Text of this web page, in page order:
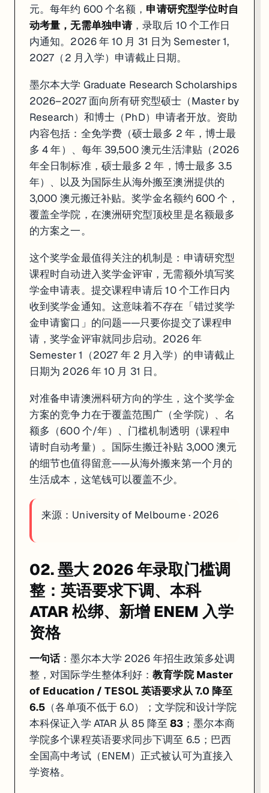
元。每年约 600 个名额， 申请研究型学位时自
动考量，无需单独申请，录取后 10 个工作日
内通知。2026 年 10 月 31 日为 Semester 1,
2027（2 月入学）申请截止日期。
墨尔本大学 Graduate Research Scholarships
2026–2027 面向所有研究型硕士（Master by
Research）和博士（PhD）申请者开放。资助
内容包括：全免学费（硕士最多 2 年，博士最
多 4 年）、每年 39,500 澳元生活津贴（2026
年全日制标准，硕士最多 2 年，博士最多 3.5
年）、以及为国际生从海外搬至澳洲提供的
3,000 澳元搬迁补贴。奖学金名额约 600 个，
覆盖全学院，在澳洲研究型顶校里是名额最多
的方案之一。
这个奖学金最值得关注的机制是：申请研究型
课程时自动进入奖学金评审，无需额外填写奖
学金申请表。提交课程申请后 10 个工作日内
收到奖学金通知。这意味着不存在「错过奖学
金申请窗口」的问题——只要你提交了课程申
请，奖学金评审就同步启动。2026 年
Semester 1（2027 年 2 月入学）的申请截止
日期为 2026 年 10 月 31 日。
对准备申请澳洲科研方向的学生，这个奖学金
方案的竞争力在于覆盖范围广（全学院）、名
额多（600 个/年）、门槛机制透明（课程申
请时自动考量）。国际生搬迁补贴 3,000 澳元
的细节也值得留意——从海外搬来第一个月的
生活成本，这笔钱可以覆盖不少。
来源： University of Melbourne · 2026
02. 墨大 2026 年录取门槛调
整：英语要求下调、本科
ATAR 松绑、新增 ENEM 入学
资格
一句话：墨尔本大学 2026 年招生政策多处调
整，对国际学生整体利好：教育学院 Master
of Education / TESOL 英语要求从 7.0 降至
6.5 （各单项不低于 6.0）；文学院和设计学院
本科保证入学 ATAR 从 85 降至 83 ；墨尔本商
学院多个课程英语要求同步下调至 6.5；巴西
全国高中考试（ENEM）正式被认可为直接入
学资格。